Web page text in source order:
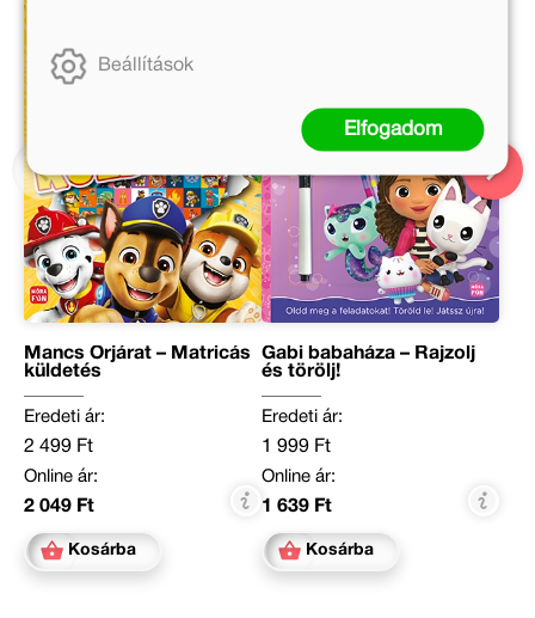
Mancs Őrjárat – Matricás
küldetés
Eredeti ár:
2 499 Ft
Online ár:
2 049 Ft
Kosárba
Gabi babaháza – Rajzolj
és törölj!
Eredeti ár:
1 999 Ft
Online ár:
1 639 Ft
Kosárba
Beállítások
Elfogadom